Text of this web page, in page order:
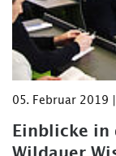
05. Februar 2019
Einblicke in